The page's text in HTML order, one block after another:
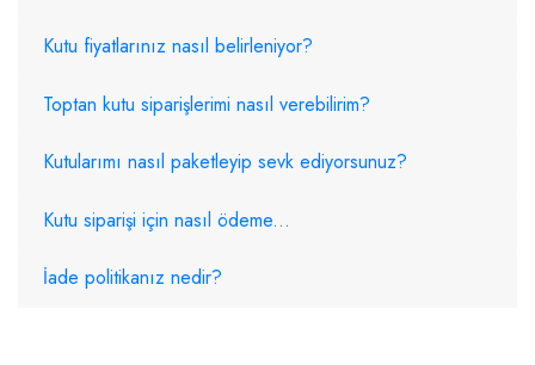
Kutu fiyatlarınız nasıl belirleniyor?
Toptan kutu siparişlerimi nasıl verebilirim?
Kutularımı nasıl paketleyip sevk ediyorsunuz?
Kutu siparişi için nasıl ödeme...
İade politikanız nedir?